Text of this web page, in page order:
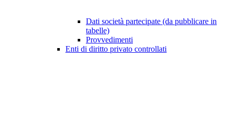
Dati società partecipate (da pubblicare in
tabelle)
Provvedimenti
Enti di diritto privato controllati